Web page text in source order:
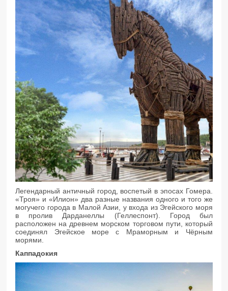
Легендарный античный город, воспетый в эпосах Гомера.
«Троя» и «Илион» два разные названия одного и того же
могучего города в Малой Азии, у входа из Эгейского моря
в пролив Дарданеллы (Геллеспонт). Город был
расположен на древнем морском торговом пути, который
соединял Эгейское море с Мраморным и Чёрным
морями.
Каппадокия